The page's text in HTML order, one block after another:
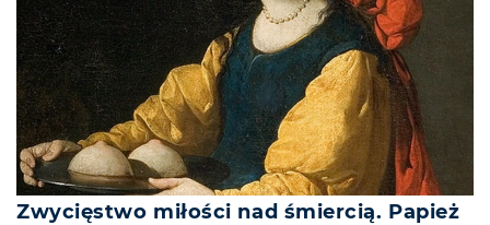
Zwycięstwo miłości nad śmiercią. Papież